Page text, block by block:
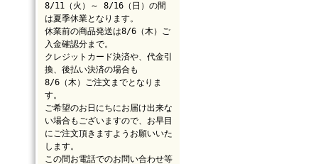
8/11（火）～ 8/16（日）の間
は夏季休業となります。
休業前の商品発送は8/6（木）ご
入金確認分まで。
クレジットカード決済や、代金引
換、後払い決済の場合も
8/6（木）ご注文までとなりま
す。
ご希望のお日にちにお届け出来な
い場合もございますので、お早目
にご注文頂きますようお願いいた
します。
この間お電話でのお問い合わせ等